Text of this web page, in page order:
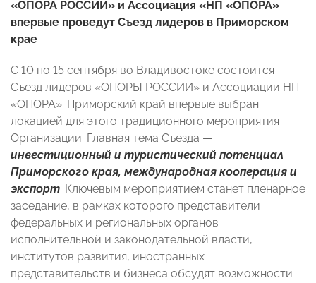
«ОПОРА РОССИИ» и Ассоциация «НП «ОПОРА»
впервые проведут Съезд лидеров в Приморском
крае
С 10 по 15 сентября во Владивостоке состоится
Съезд лидеров «ОПОРЫ РОССИИ» и Ассоциации НП
«ОПОРА». Приморский край впервые выбран
локацией для этого традиционного мероприятия
Организации. Главная тема Съезда —
инвестиционный и туристический потенциал
Приморского края, международная кооперация и
экспорт. Ключевым мероприятием станет пленарное
заседание, в рамках которого представители
федеральных и региональных органов
исполнительной и законодательной власти,
институтов развития, иностранных
представительств и бизнеса обсудят возможности